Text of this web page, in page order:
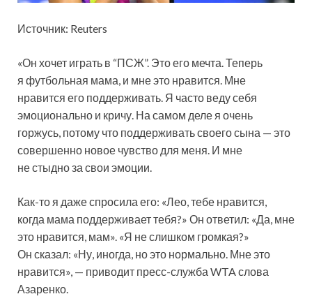
Источник: Reuters
«Он хочет играть в “ПСЖ”. Это его мечта. Теперь
я футбольная мама, и мне это нравится. Мне
нравится его поддерживать. Я часто веду себя
эмоционально и кричу. На самом деле я очень
горжусь, потому что поддерживать своего сына — это
совершенно новое чувство для меня. И мне
не стыдно за свои эмоции.
Как-то я даже спросила его: «Лео, тебе нравится,
когда мама поддерживает тебя?» Он ответил: «Да, мне
это нравится, мам». «Я не слишком громкая?»
Он сказал: «Ну, иногда, но это нормально. Мне это
нравится», — приводит пресс-служба WTA слова
Азаренко.